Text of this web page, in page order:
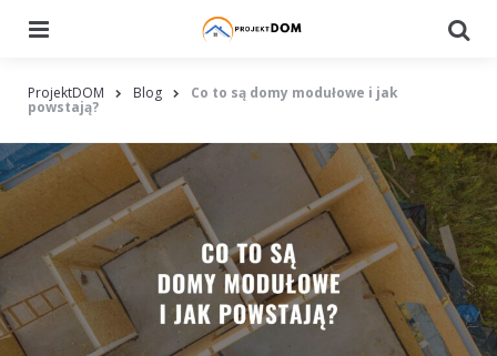
ProjektDOM Blog Co to są domy modułowe i jak
powstają?